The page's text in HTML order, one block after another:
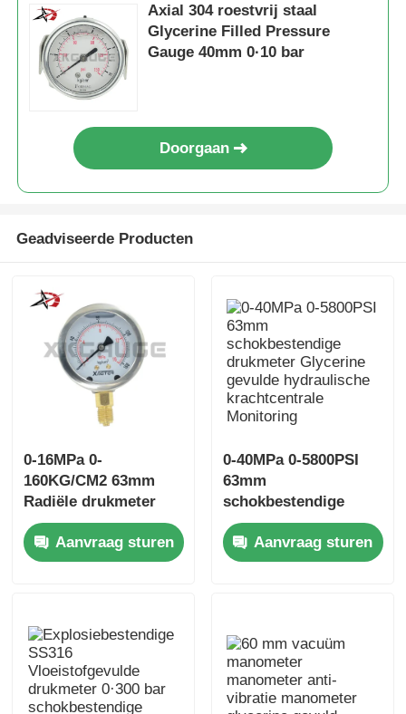
Axial 304 roestvrij staal
Glycerine Filled Pressure
Gauge 40mm 0·10 bar
Doorgaan
Geadviseerde Producten
0-16MPa 0-
160KG/CM2 63mm
Radiële drukmeter
van roestvrij staal
Glycerine gevuld
Aanvraag sturen
0-40MPa 0-5800PSI
63mm
schokbestendige
drukmeter Glycerine
gevulde hydraulische
krachtcentrale
Aanvraag sturen